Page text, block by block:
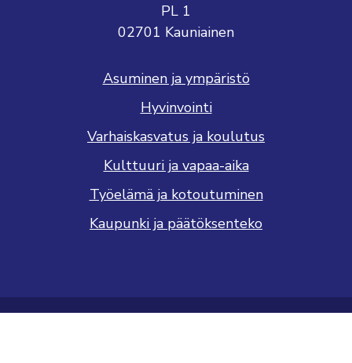
PL 1
02701 Kauniainen
Asuminen ja ympäristö
Hyvinvointi
Varhaiskasvatus ja koulutus
Kulttuuri ja vapaa-aika
Työelämä ja kotoutuminen
Kaupunki ja päätöksenteko